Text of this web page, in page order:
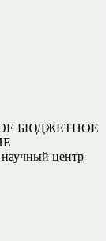
БЮДЖЕТНОЕ
центр